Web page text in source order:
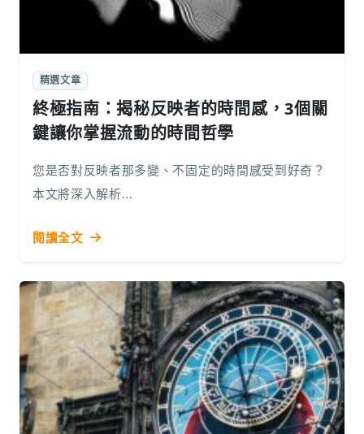
精選文章
終極指南：揭秘反映者的時間感，3個關
鍵讓你掌握流動的時間哲學
您是否對反映者那多變、不固定的時間感受到好奇？
本文將深入解析...
閱讀全文